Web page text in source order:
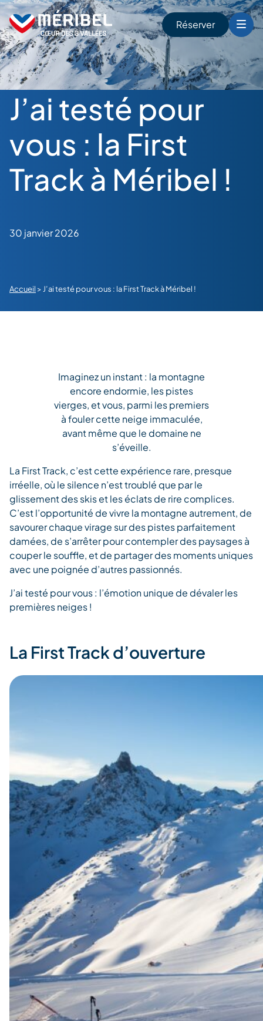
Skip
to
content
Réserver
J’ai testé pour
vous : la First
Track à Méribel !
30 janvier 2026
Accueil > J’ai testé pour vous : la First Track à Méribel !
Imaginez un instant : la montagne
encore endormie, les pistes
vierges, et vous, parmi les premiers
à fouler cette neige immaculée,
avant même que le domaine ne
s’éveille.
La First Track, c’est cette expérience rare, presque
irréelle, où le silence n’est troublé que par le
glissement des skis et les éclats de rire complices.
C’est l’opportunité de vivre la montagne autrement, de
savourer chaque virage sur des pistes parfaitement
damées, de s’arrêter pour contempler des paysages à
couper le souffle, et de partager des moments uniques
avec une poignée d’autres passionnés.
J’ai testé pour vous : l’émotion unique de dévaler les
premières neiges !
La First Track d’ouverture